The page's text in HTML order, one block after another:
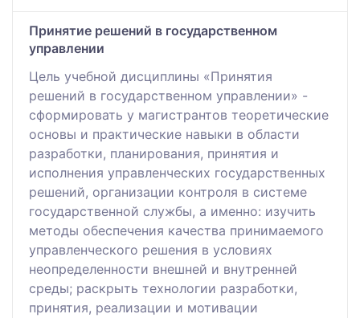
Принятие решений в государственном
управлении
Цель учебной дисциплины «Принятия
решений в государственном управлении» -
сформировать у магистрантов теоретические
основы и практические навыки в области
разработки, планирования, принятия и
исполнения управленческих государственных
решений, организации контроля в системе
государственной службы, а именно: изучить
методы обеспечения качества принимаемого
управленческого решения в условиях
неопределенности внешней и внутренней
среды; раскрыть технологии разработки,
принятия, реализации и мотивации